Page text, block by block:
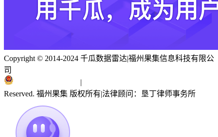
Copyright © 2014-2024 千瓜数据雷达|福州果集信息科技有限公
司
|
Reserved. 福州果集 版权所有|法律顾问：垦丁律师事务所